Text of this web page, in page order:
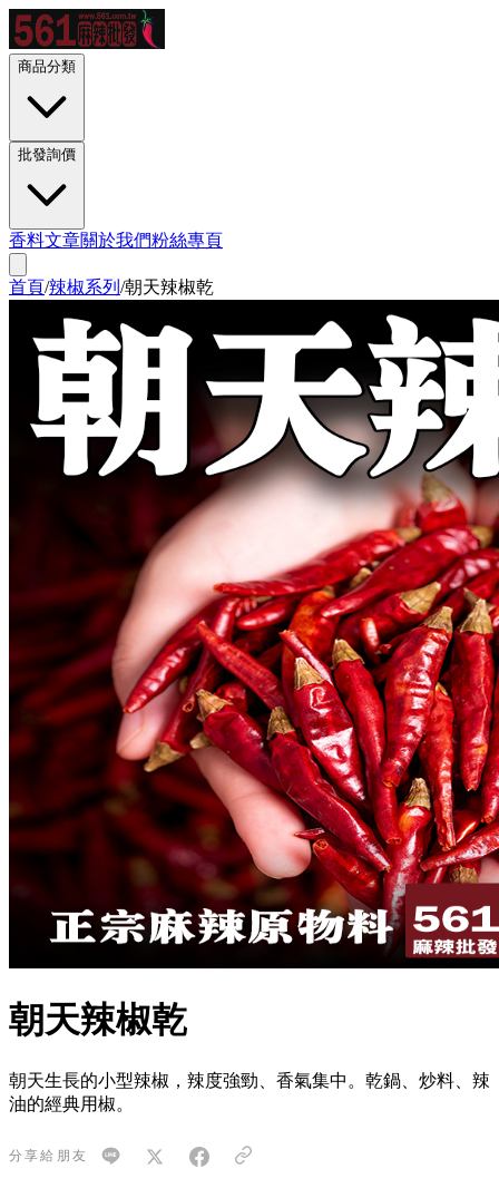
商品分類
批發詢價
香料文章關於我們粉絲專頁
首頁/辣椒系列 /朝天辣椒乾
朝天辣椒乾
朝天生長的小型辣椒，辣度強勁、香氣集中。乾鍋、炒料、辣
油的經典用椒。
分享給朋友